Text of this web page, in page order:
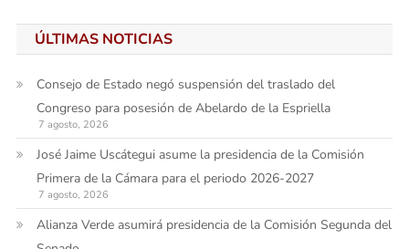
ÚLTIMAS NOTICIAS
Consejo de Estado negó suspensión del traslado del
Congreso para posesión de Abelardo de la Espriella
7 agosto, 2026
José Jaime Uscátegui asume la presidencia de la Comisión
Primera de la Cámara para el periodo 2026-2027
7 agosto, 2026
Alianza Verde asumirá presidencia de la Comisión Segunda del